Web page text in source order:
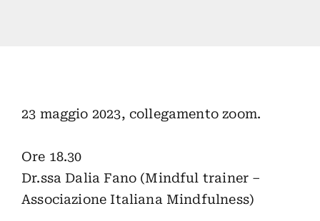
23 maggio 2023, collegamento zoom.
Ore 18.30
Dr.ssa Dalia Fano (Mindful trainer –
Associazione Italiana Mindfulness)